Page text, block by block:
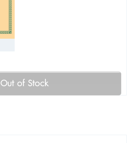
Out of Stock